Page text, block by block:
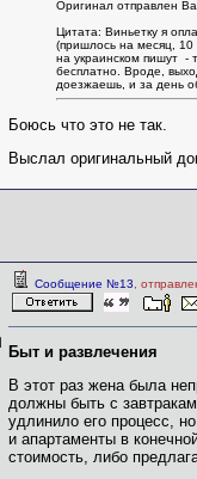
Оригинал отправлен
Цитата: Виньетку я
(пришлось на месяц,
на украинском пишут -
бесплатно. Вроде,
доезжаешь, и за день
Боюсь что это не так.
Выслал оригинальный
Сообщение №13 ,
Быт и развлечения
В этот раз жена была
должны быть с
удлинило его процесс,
и апартаменты в
стоимость, либо